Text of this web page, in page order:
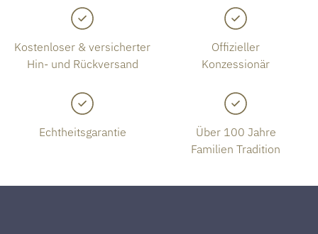
Kostenloser & versicherter
Hin- und Rückversand
Offizieller
Konzessionär
Echtheitsgarantie
Über 100 Jahre
Familien Tradition